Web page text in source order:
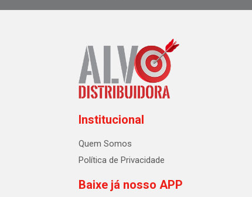
Institucional
Quem Somos
Política de Privacidade
Baixe já nosso APP